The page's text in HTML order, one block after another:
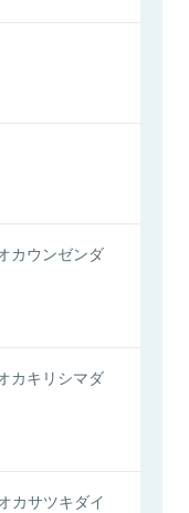
カウンゼンダ
カキリシマダ
カサツキダイ